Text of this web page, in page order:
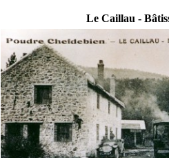
Le Caillau -